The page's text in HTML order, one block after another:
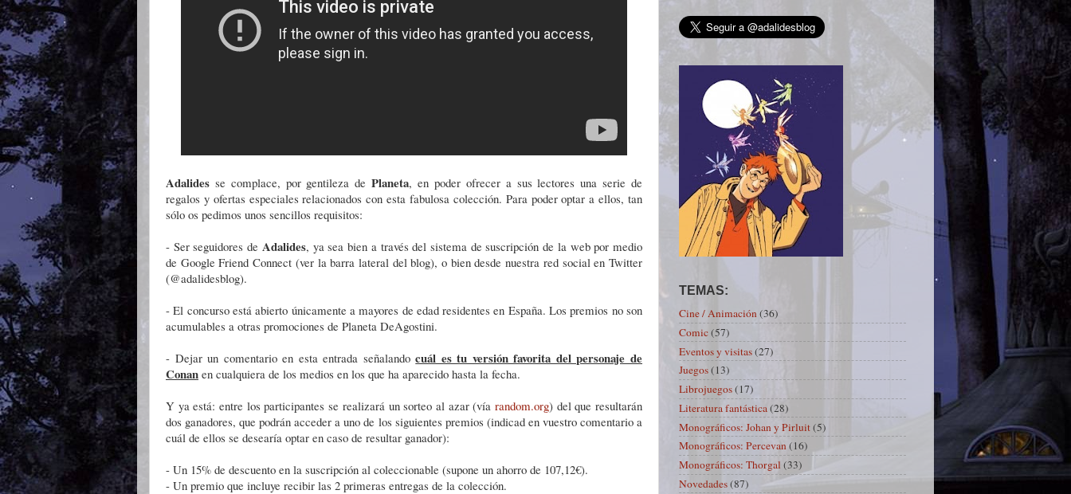
Adalides se complace, por gentileza dePlaneta, en poder ofrecer a sus lectores una serie de
regalos y ofertas especiales relacionados con esta fabulosa colección. Para poder optar a ellos, tan
sólo os pedimos unos sencillos requisitos:
- Ser seguidores de Adalides, ya sea bien a través del sistema de suscripción de la web por medio
de Google Friend Connect (ver la barra lateral del blog), o bien desde nuestra red social en Twitter
(@adalidesblog).
- El concurso está abierto únicamente a mayores de edad residentes en España. Los premios no son
acumulables a otras promociones de Planeta DeAgostini.
- Dejar un comentario en esta entrada señalandocuál es tu versión favorita del personaje de
Conan en cualquiera de los medios en los que ha aparecido hasta la fecha.
Y ya está: entre los participantes se realizará un sorteo al azar (vía random.org) del que resultarán
dos ganadores, que podrán acceder a uno de los siguientes premios (indicad en vuestro comentario a
cuál de ellos se desearía optar en caso de resultar ganador):
- Un 15% de descuento en la suscripción al coleccionable (supone un ahorro de 107,12€).
- Un premio que incluye recibir las 2 primeras entregas de la colección.
TEMAS:
Cine / Animación(36)
Comic(57)
Eventos y visitas(27)
Juegos(13)
Librojuegos(17)
Literatura fantástica(28)
Monográficos: Johan y Pirluit(5)
Monográficos: Percevan(16)
Monográficos: Thorgal(33)
Novedades(87)